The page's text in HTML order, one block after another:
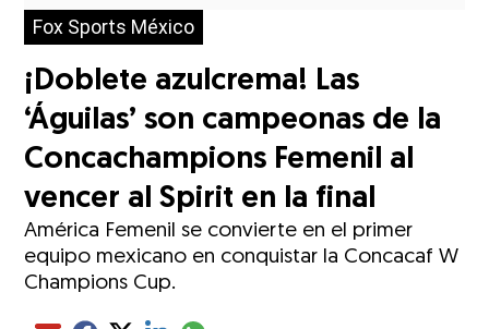
Fox Sports México
¡Doblete azulcrema! Las
‘Águilas’ son campeonas de la
Concachampions Femenil al
vencer al Spirit en la final
América Femenil se convierte en el primer
equipo mexicano en conquistar la Concacaf W
Champions Cup.